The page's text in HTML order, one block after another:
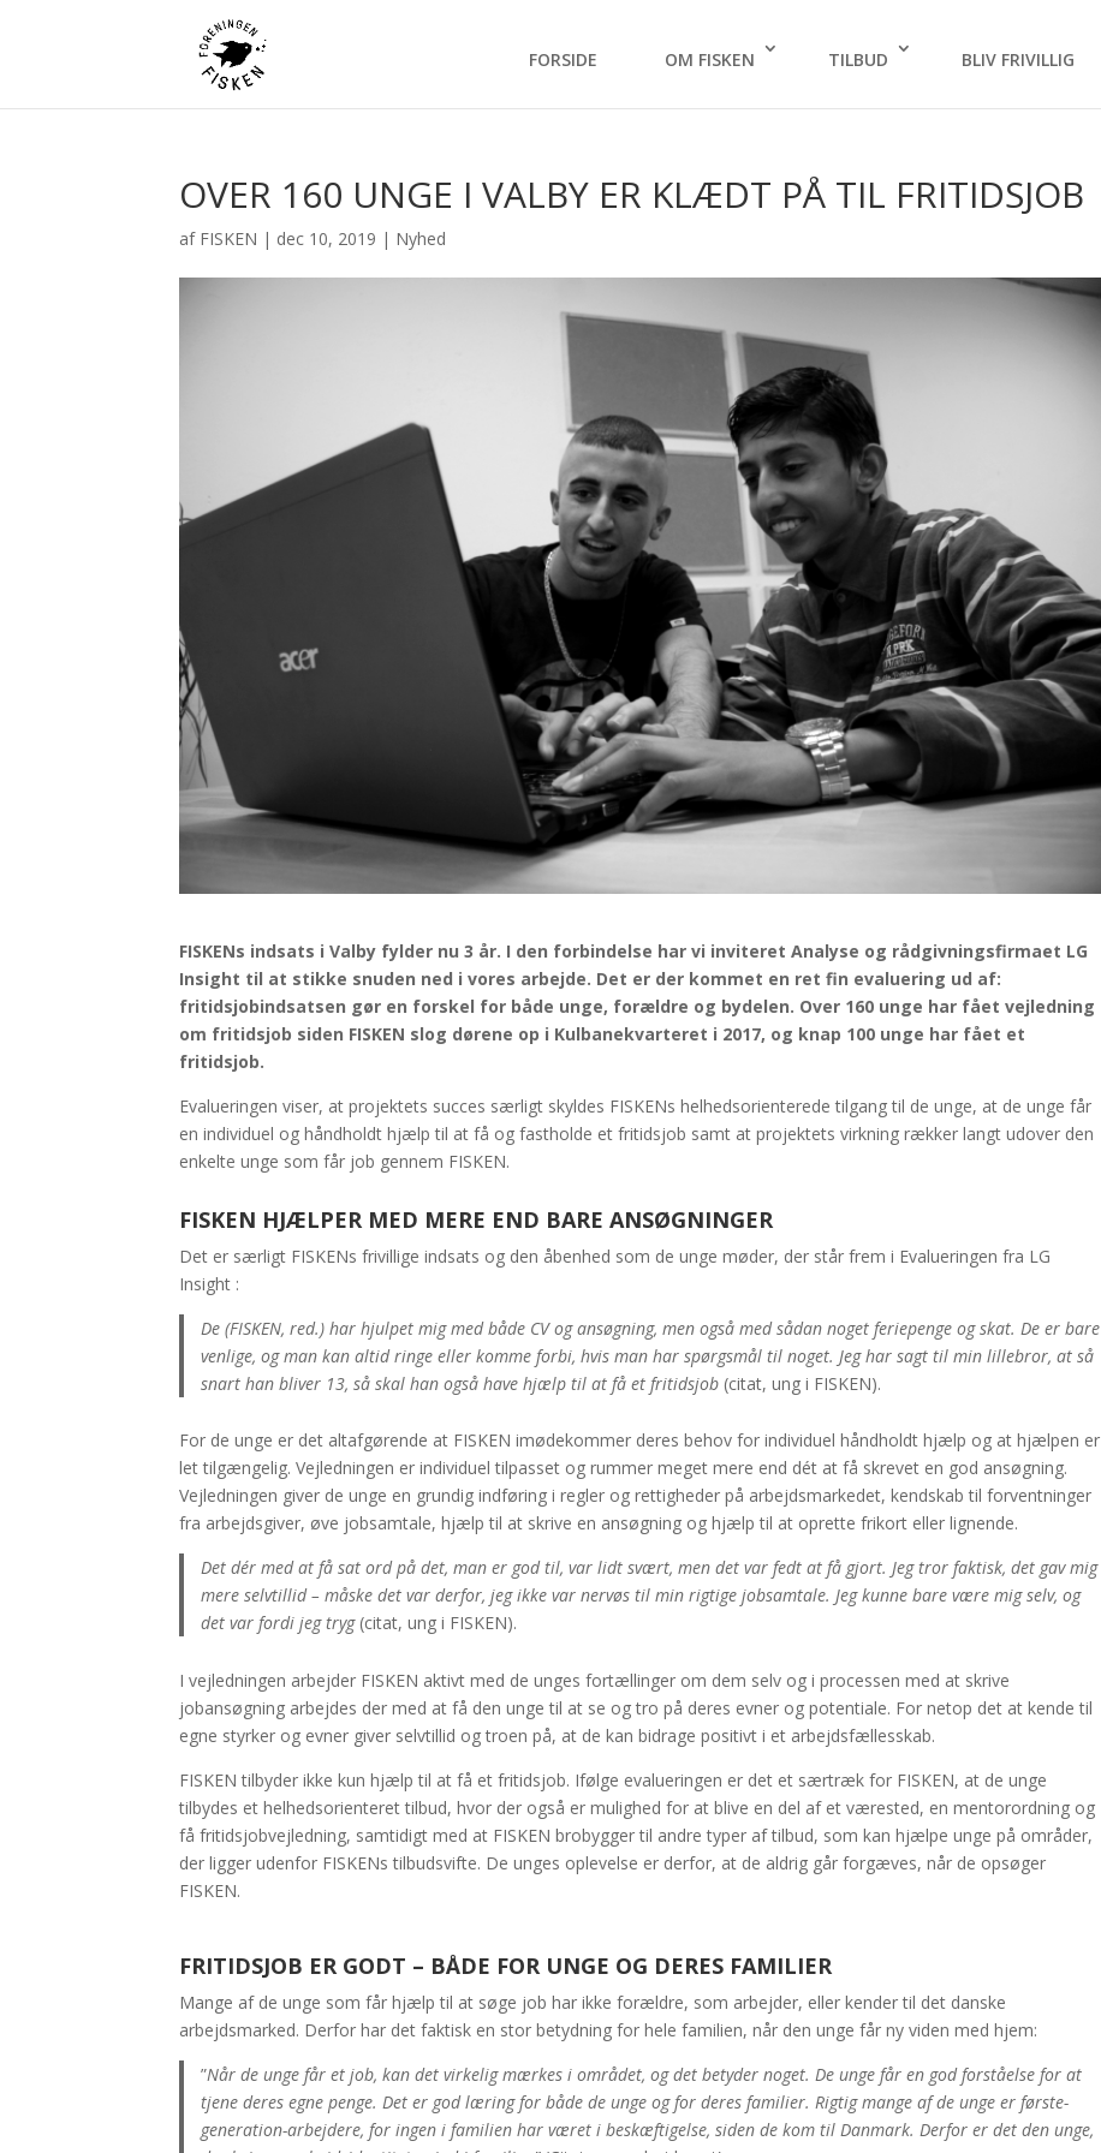
FORSIDE OM FISKEN TILBUD BLIV FRIVILLIG
OVER 160 UNGE I VALBY ER KLÆDT PÅ TIL FRITIDSJOB
af FISKEN | dec 10, 2019 | Nyhed
FISKENs indsats i Valby fylder nu 3 år. I den forbindelse har vi inviteret Analyse og rådgivningsfirmaet LG
Insight til at stikke snuden ned i vores arbejde. Det er der kommet en ret fin evaluering ud af:
fritidsjobindsatsen gør en forskel for både unge, forældre og bydelen. Over 160 unge har fået vejledning
om fritidsjob siden FISKEN slog dørene op i Kulbanekvarteret i 2017, og knap 100 unge har fået et
fritidsjob.
Evalueringen viser, at projektets succes særligt skyldes FISKENs helhedsorienterede tilgang til de unge, at de unge får
en individuel og håndholdt hjælp til at få og fastholde et fritidsjob samt at projektets virkning rækker langt udover den
enkelte unge som får job gennem FISKEN.
FISKEN HJÆLPER MED MERE END BARE ANSØGNINGER
Det er særligt FISKENs frivillige indsats og den åbenhed som de unge møder, der står frem i Evalueringen fra LG
Insight :
De (FISKEN, red.) har hjulpet mig med både CV og ansøgning, men også med sådan noget feriepenge og skat. De er bare
venlige, og man kan altid ringe eller komme forbi, hvis man har spørgsmål til noget. Jeg har sagt til min lillebror, at så
snart han bliver 13, så skal han også have hjælp til at få et fritidsjob(citat, ung i FISKEN).
For de unge er det altafgørende at FISKEN imødekommer deres behov for individuel håndholdt hjælp og at hjælpen er
let tilgængelig. Vejledningen er individuel tilpasset og rummer meget mere end dét at få skrevet en god ansøgning.
Vejledningen giver de unge en grundig indføring i regler og rettigheder på arbejdsmarkedet, kendskab til forventninger
fra arbejdsgiver, øve jobsamtale, hjælp til at skrive en ansøgning og hjælp til at oprette frikort eller lignende.
Det dér med at få sat ord på det, man er god til, var lidt svært, men det var fedt at få gjort. Jeg tror faktisk, det gav mig
mere selvtillid – måske det var derfor, jeg ikke var nervøs til min rigtige jobsamtale. Jeg kunne bare være mig selv, og
det var fordi jeg tryg(citat, ung i FISKEN).
I vejledningen arbejder FISKEN aktivt med de unges fortællinger om dem selv og i processen med at skrive
jobansøgning arbejdes der med at få den unge til at se og tro på deres evner og potentiale. For netop det at kende til
egne styrker og evner giver selvtillid og troen på, at de kan bidrage positivt i et arbejdsfællesskab.
FISKEN tilbyder ikke kun hjælp til at få et fritidsjob. Ifølge evalueringen er det et særtræk for FISKEN, at de unge
tilbydes et helhedsorienteret tilbud, hvor der også er mulighed for at blive en del af et værested, en mentorordning og
få fritidsjobvejledning, samtidigt med at FISKEN brobygger til andre typer af tilbud, som kan hjælpe unge på områder,
der ligger udenfor FISKENs tilbudsvifte. De unges oplevelse er derfor, at de aldrig går forgæves, når de opsøger
FISKEN.
FRITIDSJOB ER GODT – BÅDE FOR UNGE OG DERES FAMILIER
Mange af de unge som får hjælp til at søge job har ikke forældre, som arbejder, eller kender til det danske
arbejdsmarked. Derfor har det faktisk en stor betydning for hele familien, når den unge får ny viden med hjem:
”Når de unge får et job, kan det virkelig mærkes i området, og det betyder noget. De unge får en god forståelse for at
tjene deres egne penge. Det er god læring for både de unge og for deres familier. Rigtig mange af de unge er første-
generation-arbejdere, for ingen i familien har været i beskæftigelse, siden de kom til Danmark. Derfor er det den unge,